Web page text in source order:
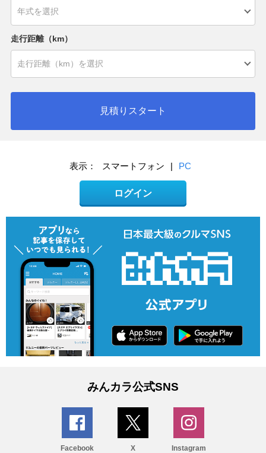
走行距離（km）
見積りスタート
表示： スマートフォン | PC
ログイン
みんカラ公式SNS
Facebook X Instagram